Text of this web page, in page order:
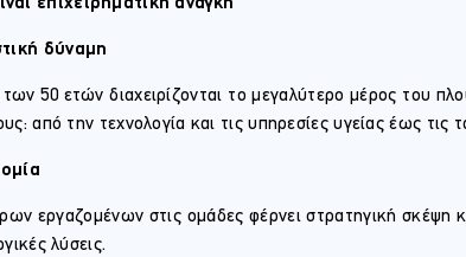
δύναμη
50 ετών διαχειρίζονται το μεγαλύτερο μέρος του
από την τεχνολογία και τις υπηρεσίες υγείας έως τις
εργαζομένων στις ομάδες φέρνει στρατηγική σκέψη
λύσεις.